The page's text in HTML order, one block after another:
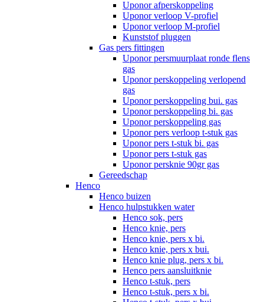
Uponor afperskoppeling
Uponor verloop V-profiel
Uponor verloop M-profiel
Kunststof pluggen
Gas pers fittingen
Uponor persmuurplaat ronde flens
gas
Uponor perskoppeling verlopend
gas
Uponor perskoppeling bui. gas
Uponor perskoppeling bi. gas
Uponor perskoppeling gas
Uponor pers verloop t-stuk gas
Uponor pers t-stuk bi. gas
Uponor pers t-stuk gas
Uponor persknie 90gr gas
Gereedschap
Henco
Henco buizen
Henco hulpstukken water
Henco sok, pers
Henco knie, pers
Henco knie, pers x bi.
Henco knie, pers x bui.
Henco knie plug, pers x bi.
Henco pers aansluitknie
Henco t-stuk, pers
Henco t-stuk, pers x bi.